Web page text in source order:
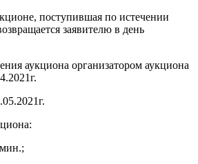
поступившая по истечении
заявителю в день
аукциона организатором аукциона